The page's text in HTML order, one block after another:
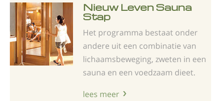
Nieuw Leven Sauna
Stap
Het programma bestaat onder
andere uit een combinatie van
lichaamsbeweging, zweten in een
sauna en een voedzaam dieet.
lees meer